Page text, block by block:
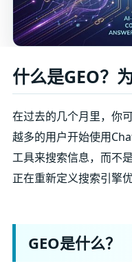
什么是GEO？
在过去的几个月里，你
越多的用户开始使用
工具来搜索信息，而不
正在重新定义搜索引擎
GEO是什么？